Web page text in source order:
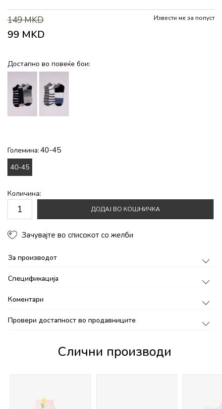
149MKD
99 MKD
Извести ме за попуст
Достапно во повеќе бои:
Големина: 40-45
40-45
Количина:
ДОДАЈ ВО КОШНИЧКА
Зачувајте во списокот со желби
За производот
Спецификација
Коментари
Провери достапност во продавниците
Слични производи